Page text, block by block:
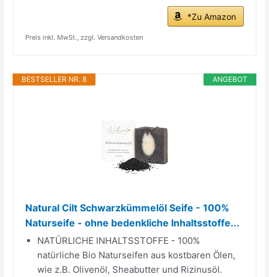
*Zu Amazon
Preis inkl. MwSt., zzgl. Versandkosten
ANGEBOT
BESTSELLER NR. 8
Natural Cilt Schwarzkümmelöl Seife - 100%
Naturseife - ohne bedenkliche Inhaltsstoffe...
NATÜRLICHE INHALTSSTOFFE - 100%
natürliche Bio Naturseifen aus kostbaren Ölen,
wie z.B. Olivenöl, Sheabutter und Rizinusöl.